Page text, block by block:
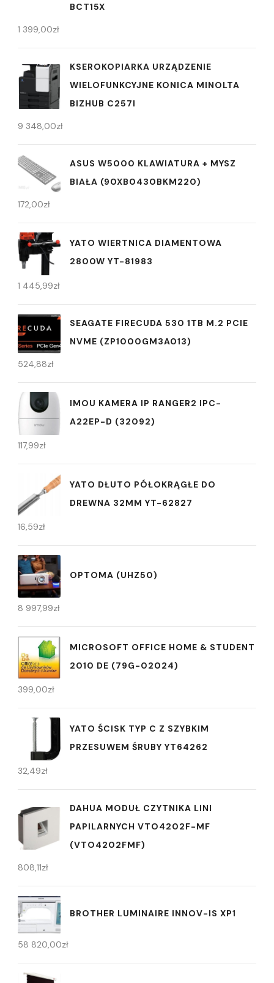
BCT15X
1 399,00zł
KSEROKOPIARKA URZĄDZENIE
WIELOFUNKCYJNE KONICA MINOLTA
BIZHUB C257I
9 348,00zł
ASUS W5000 KLAWIATURA + MYSZ
BIAŁA (90XB0430BKM220)
172,00zł
YATO WIERTNICA DIAMENTOWA
2800W YT-81983
1 445,99zł
SEAGATE FIRECUDA 530 1TB M.2 PCIE
NVME (ZP1000GM3A013)
524,88zł
IMOU KAMERA IP RANGER2 IPC-
A22EP-D (32092)
117,99zł
YATO DŁUTO PÓŁOKRĄGŁE DO
DREWNA 32MM YT-62827
16,59zł
OPTOMA (UHZ50)
8 997,99zł
MICROSOFT OFFICE HOME & STUDENT
2010 DE (79G-02024)
399,00zł
YATO ŚCISK TYP C Z SZYBKIM
PRZESUWEM ŚRUBY YT64262
32,49zł
DAHUA MODUŁ CZYTNIKA LINI
PAPILARNYCH VTO4202F-MF
(VTO4202FMF)
808,11zł
BROTHER LUMINAIRE INNOV-IS XP1
58 820,00zł